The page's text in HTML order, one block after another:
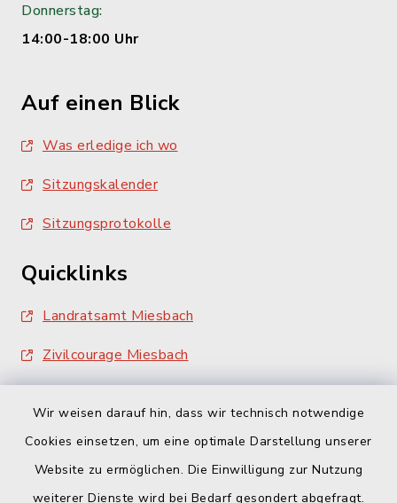
Wir weisen darauf hin, dass wir technisch notwendige
Cookies einsetzen, um eine optimale Darstellung unserer
Website zu ermöglichen. Die Einwilligung zur Nutzung
weiterer Dienste wird bei Bedarf gesondert abgefragt.
Donnerstag:
14:00-18:00 Uhr
Auf einen Blick
Was erledige ich wo
Sitzungskalender
Sitzungsprotokolle
Quicklinks
Landratsamt Miesbach
Zivilcourage Miesbach